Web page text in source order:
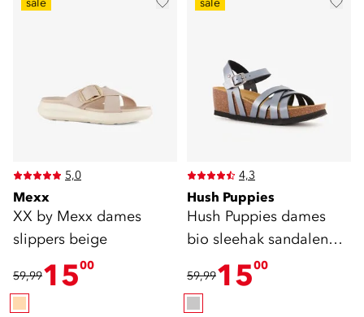
5,0
Mexx
XX by Mexx dames
slippers beige
59,991500
4,3
Hush Puppies
Hush Puppies dames
bio sleehak sandalen
59,991500